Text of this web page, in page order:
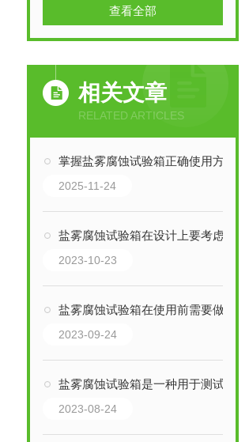
查看全部
相关文章
RELATED ARTICLES
掌握盐雾腐蚀试验箱正确使用方法是保障测试科学性与重现性的关键
2025-11-24
盐雾腐蚀试验箱在设计上要考虑防爆和安全性
2023-10-23
盐雾腐蚀试验箱在使用前需要做好设备的检查和维护
2023-09-24
盐雾腐蚀试验箱是一种用于测试材料耐腐蚀性能的实验设备
2023-08-24